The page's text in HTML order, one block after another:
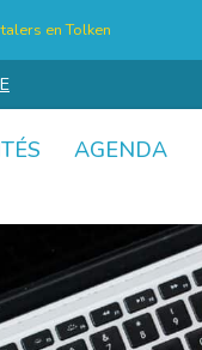
en Tolken
AGENDA